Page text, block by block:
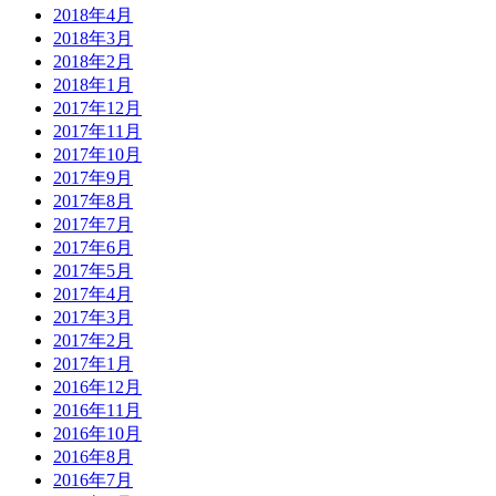
2018年4月
2018年3月
2018年2月
2018年1月
2017年12月
2017年11月
2017年10月
2017年9月
2017年8月
2017年7月
2017年6月
2017年5月
2017年4月
2017年3月
2017年2月
2017年1月
2016年12月
2016年11月
2016年10月
2016年8月
2016年7月